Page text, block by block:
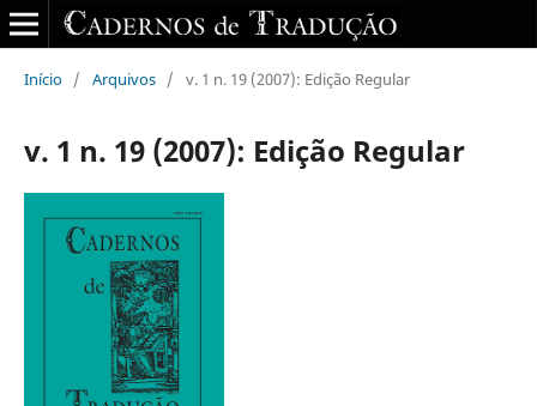
Início / Arquivos / v. 1 n. 19 (2007): Edição Regular
v. 1 n. 19 (2007): Edição Regular